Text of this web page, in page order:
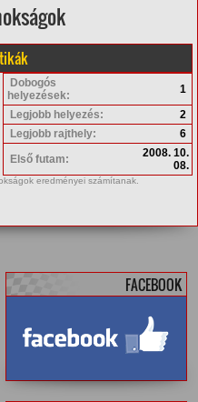
Dobogós
helyezések:
1
Legjobb helyezés:
2
Legjobb rajthely:
6
Első futam:
2008. 10.
08.
eredményei számítanak.
FACEBOOK